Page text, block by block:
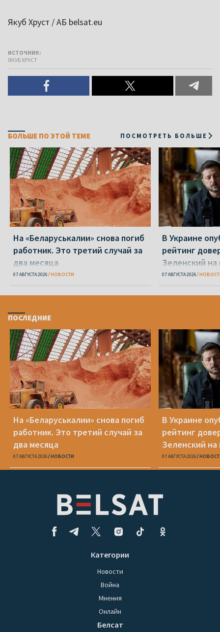
Якуб Хруст / АБ belsat.eu
ИСТОЧНИК:
ЯКУБ ХРУСТ
БОЛЬШЕ ПО ЭТОЙ ТЕМЕ ПОСМОТРЕТЬ БОЛЬШЕ
На «Беларуськалии» снова погиб
работник. Это третий случай за
два месяца
07 АВГУСТА 2026 НОВОСТИ
В Украине
рейтинг
Зеленский
07 АВГУСТА 2026
ПОСЛЕДНИЕ
На «Беларуськалии» снова погиб
работник. Это третий случай за
два месяца
07 АВГУСТА 2026 НОВОСТИ
В Украине
рейтинг
Зеленский
07 АВГУСТА 2026
Категории
Новости
Война
Мнения
Онлайн
Белсат